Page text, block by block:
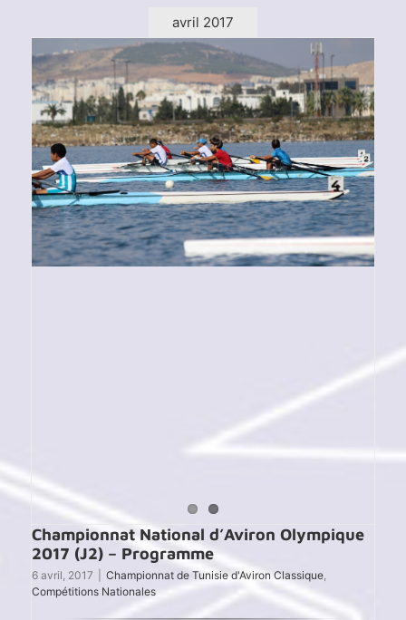
2017
avril 2017
Championnat National d’Aviron Olympique
2017 (J2) – Programme
6 avril, 2017 Championnat de Tunisie d'Aviron Classique,
Compétitions Nationales